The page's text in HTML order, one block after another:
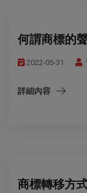
何謂商標的
2022-05-31
詳細內容
商標轉移方